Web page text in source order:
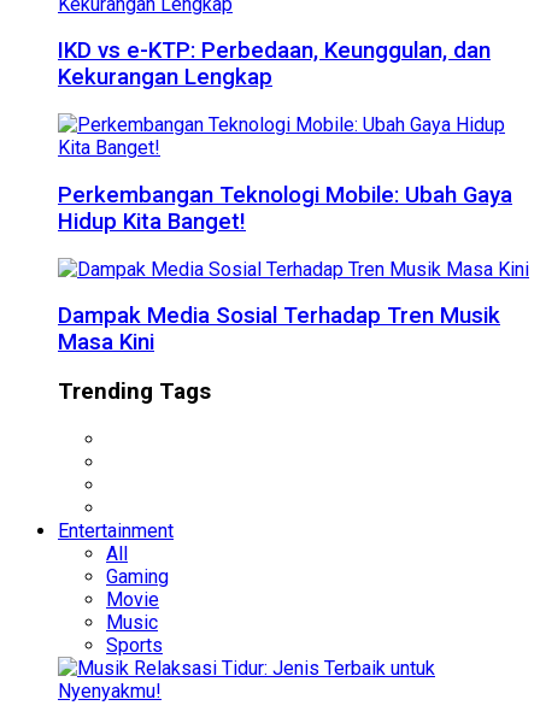
IKD vs e-KTP: Perbedaan, Keunggulan, dan
Kekurangan Lengkap
Perkembangan Teknologi Mobile: Ubah Gaya
Hidup Kita Banget!
Dampak Media Sosial Terhadap Tren Musik
Masa Kini
Trending Tags
Entertainment
All
Gaming
Movie
Music
Sports